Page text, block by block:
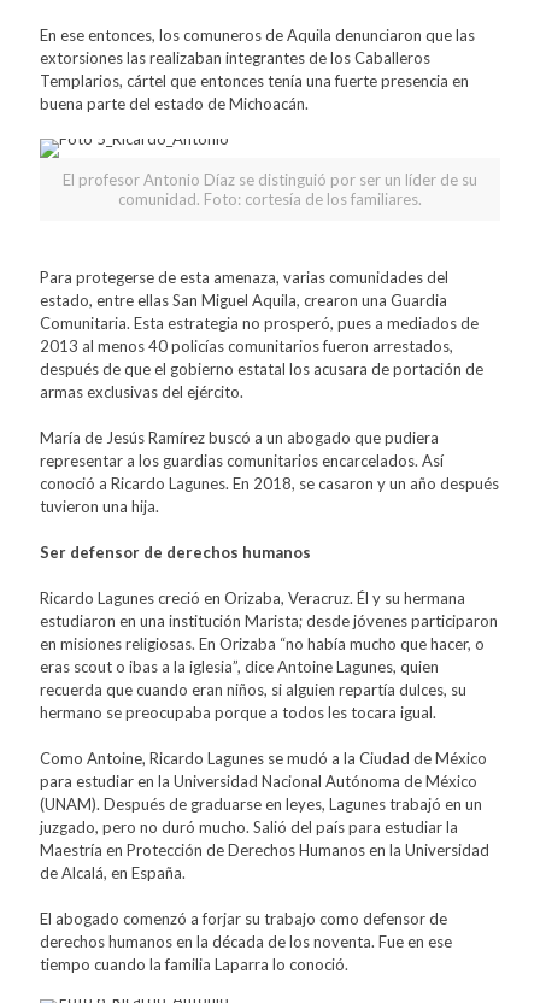
En ese entonces, los comuneros de Aquila denunciaron que las
extorsiones las realizaban integrantes de los Caballeros
Templarios, cártel que entonces tenía una fuerte presencia en
buena parte del estado de Michoacán.
El profesor Antonio Díaz se distinguió por ser un líder de su
comunidad. Foto: cortesía de los familiares.
Para protegerse de esta amenaza, varias comunidades del
estado, entre ellas San Miguel Aquila, crearon una Guardia
Comunitaria. Esta estrategia no prosperó, pues a mediados de
2013 al menos 40 policías comunitarios fueron arrestados,
después de que el gobierno estatal los acusara de portación de
armas exclusivas del ejército.
María de Jesús Ramírez buscó a un abogado que pudiera
representar a los guardias comunitarios encarcelados. Así
conoció a Ricardo Lagunes. En 2018, se casaron y un año después
tuvieron una hija.
Ser defensor de derechos humanos
Ricardo Lagunes creció en Orizaba, Veracruz. Él y su hermana
estudiaron en una institución Marista; desde jóvenes participaron
en misiones religiosas. En Orizaba “no había mucho que hacer, o
eras scout o ibas a la iglesia”, dice Antoine Lagunes, quien
recuerda que cuando eran niños, si alguien repartía dulces, su
hermano se preocupaba porque a todos les tocara igual.
Como Antoine, Ricardo Lagunes se mudó a la Ciudad de México
para estudiar en la Universidad Nacional Autónoma de México
(UNAM). Después de graduarse en leyes, Lagunes trabajó en un
juzgado, pero no duró mucho. Salió del país para estudiar la
Maestría en Protección de Derechos Humanos en la Universidad
de Alcalá, en España.
El abogado comenzó a forjar su trabajo como defensor de
derechos humanos en la década de los noventa. Fue en ese
tiempo cuando la familia Laparra lo conoció.